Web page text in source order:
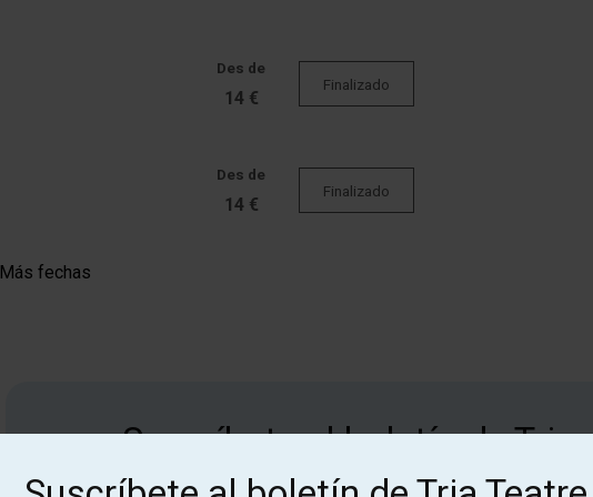
Des de
14 €
Finalizado
Des de
14 €
Finalizado
Más fechas
¡Suscríbete al boletín de Tria
Teatre!